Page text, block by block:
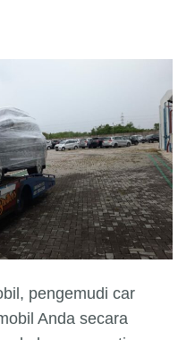
pengemudi car
Anda secara